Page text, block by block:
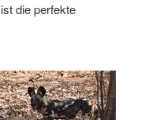
die perfekte